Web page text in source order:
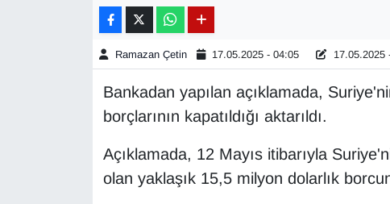
Ramazan Çetin 17.05.2025 - 04:05 17.05.2025
Bankadan yapılan açıklamada,
borçlarının kapatıldığı aktarıldı.
Açıklamada, 12 Mayıs itibarıyla
olan yaklaşık 15,5 milyon dolarlık
Gündem
HABERDE İNSAN